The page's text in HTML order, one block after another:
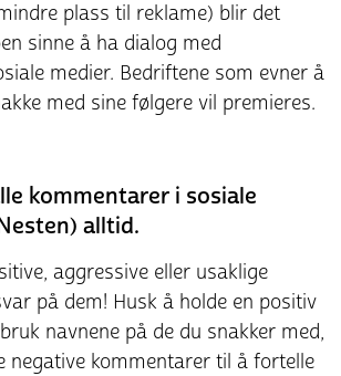
plass til reklame) blir det
sinne å ha dialog med
medier. Bedriftene som evner å
med sine følgere vil premieres.
kommentarer i sosiale
alltid.
aggressive eller usaklige
på dem! Husk å holde en positiv
navnene på de du snakker med,
negative kommentarer til å fortelle